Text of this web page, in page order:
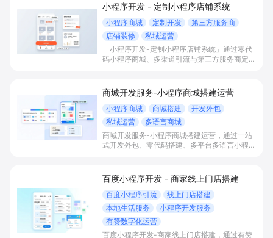
小程序开发 - 定制小程序店铺系统
小程序商城 定制开发
第三方服务商
店铺装修
私域运营
「小程序开发-定制小程序店铺系统」通过零代
码小程序商城、多渠道引流与第三方服务商定制
私域运营场景，提升获客与复购，实现线上生意
增长。
商城开发服务-小程序商城搭建运营
小程序商城 商城搭建
开发外包
私域运营
多语言商城
商城开发服务-小程序商城搭建运营，通过一站
式开发外包、零代码搭建、多平台多语言小程序
实现低成本获客、提升复购与业绩增长。
百度小程序开发 - 商家线上门店搭建
百度小程序引流
线上门店搭建
本地生活服务
小程序开发服务
有赞数字化运营
百度小程序开发-商家线上门店搭建，通过有赞